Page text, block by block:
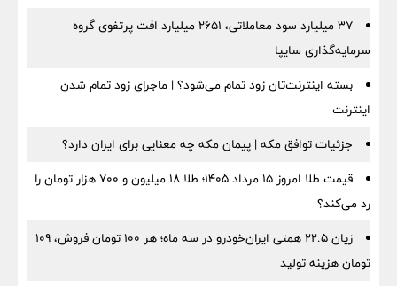
۳۷ میلیارد سود معاملاتی، ۲۶۵۱ میلیارد افت پرتفوی گروه
سرمایه‌گذاری سایپا
بسته اینترنت‌تان زود تمام می‌شود؟ | ماجرای زود تمام شدن
اینترنت
جزئیات توافق مکه | پیمان مکه چه معنایی برای ایران دارد؟
قیمت طلا امروز ۱۵ مرداد ۱۴۰۵؛ طلا ۱۸ میلیون و ۷۰۰ هزار تومان را
رد می‌کند؟
زیان ۲۲.۵ همتی ایران‌خودرو در سه ماه؛ هر ۱۰۰ تومان فروش، ۱۰۹
تومان هزینه تولید